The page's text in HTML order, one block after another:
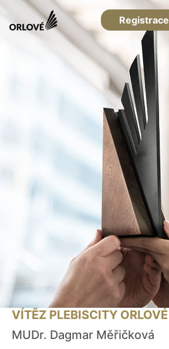
Registrace
VÍTĚZ PLEBISCITY ORLOVÉ
MUDr. Dagmar Měřičková